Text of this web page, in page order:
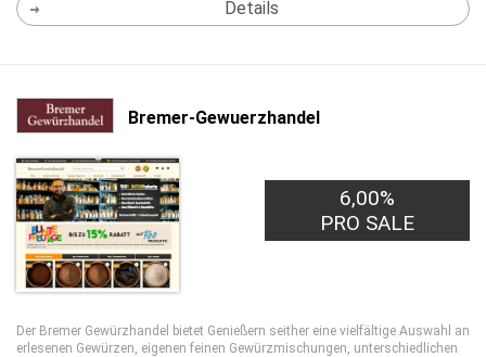
Details
Bremer-Gewuerzhandel
6,00%
PRO SALE
Der Bremer Gewürzhandel bietet Genießern seither eine vielfältige Auswahl an
erlesenen Gewürzen, eigenen feinen Gewürzmischungen, unterschiedlichen